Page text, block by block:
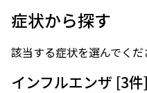
症状から探す
該当する症状を選んでくだ
インフルエンザ [3件]